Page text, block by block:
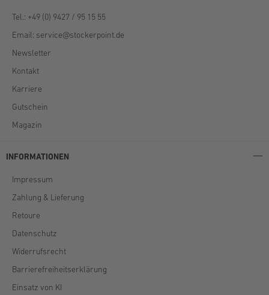
Tel.: +49 (0) 9427 / 95 15 55
Email: service@stockerpoint.de
Newsletter
Kontakt
Karriere
Gutschein
Magazin
INFORMATIONEN
Impressum
Zahlung & Lieferung
Retoure
Datenschutz
Widerrufsrecht
Barrierefreiheitserklärung
Einsatz von KI